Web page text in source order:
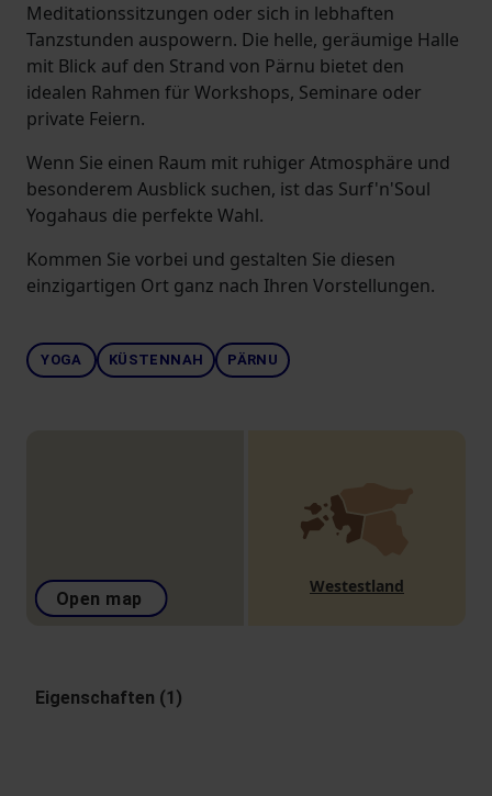
Meditationssitzungen oder sich in lebhaften
Tanzstunden auspowern. Die helle, geräumige Halle
mit Blick auf den Strand von Pärnu bietet den
idealen Rahmen für Workshops, Seminare oder
private Feiern.
Wenn Sie einen Raum mit ruhiger Atmosphäre und
besonderem Ausblick suchen, ist das Surf'n'Soul
Yogahaus die perfekte Wahl.
Kommen Sie vorbei und gestalten Sie diesen
einzigartigen Ort ganz nach Ihren Vorstellungen.
YOGA KÜSTENNAH PÄRNU
Open map
Westestland
Eigenschaften (1)